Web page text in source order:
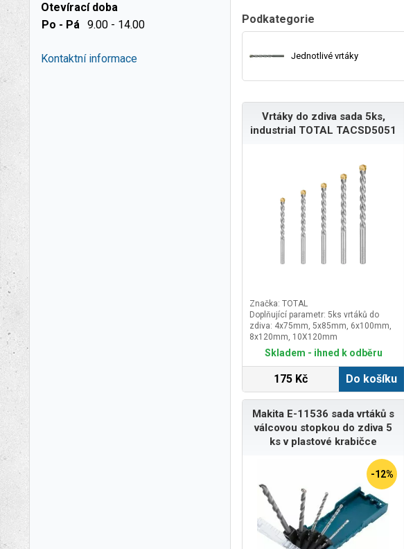
Otevírací doba
Po - Pá 9.00 - 14.00
Kontaktní informace
Podkategorie
Jednotlivé vrtáky
Vrtáky do zdiva sada 5ks,
industrial TOTAL TACSD5051
Značka: TOTAL
Doplňující parametr: 5ks vrtáků do
zdiva: 4x75mm, 5x85mm, 6x100mm,
8x120mm, 10X120mm
Skladem - ihned k odběru
175 Kč Do košíku
Makita E-11536 sada vrtáků s
válcovou stopkou do zdiva 5
ks v plastové krabičce
-12%